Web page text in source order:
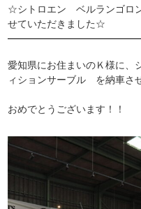
☆シトロエン ベルランゴロ
せていただきました☆
愛知県にお住まいのＫ様に
ィションサーブル を納車さ
おめでとうございます！！